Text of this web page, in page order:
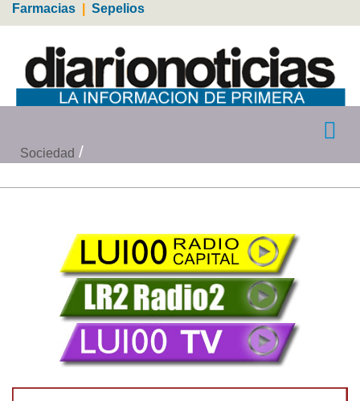
Farmacias Sepelios
Sociedad